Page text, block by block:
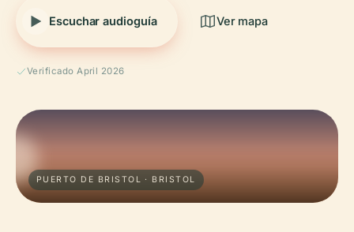
Escuchar audioguía Ver mapa
Verificado April 2026
PUERTO DE BRISTOL · BRISTOL